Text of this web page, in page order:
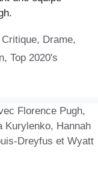
Critique, Drame,
, Top 2020's